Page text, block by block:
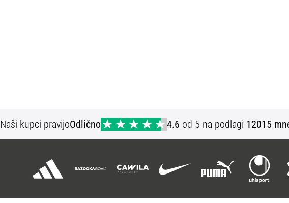
Naši kupci pravijoOdlično 4.6 od 5 na podlagi 12015